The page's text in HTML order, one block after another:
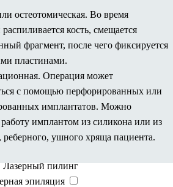
RSL-массаж
М22 Lumenis
Фотоомоложение
Лазерная шлифовка
Удаление сосудов на лице
СМАС-лифтинг
Ультраформер
Liftera
система Fotona SP Dynamis
Лазерный пилинг
эпиляция
остеотомическая. Во время
кость, смещается
фрагмент, после чего фиксируется
пластинами.
Операция может
с помощью перфорированных или
имплантатов. Можно
имплантом из силикона или из
реберного, ушного хряща пациента.